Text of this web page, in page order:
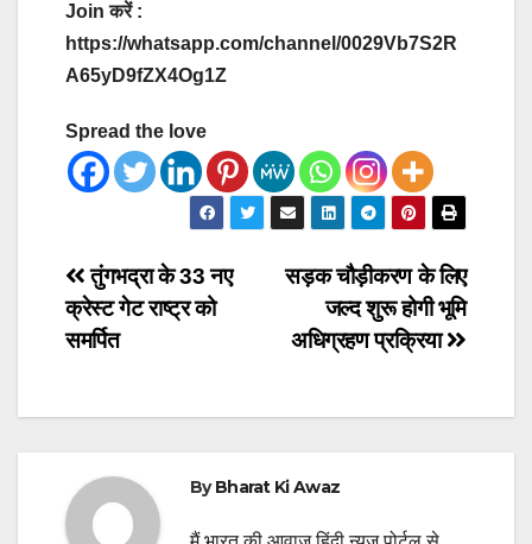
Join करें :
https://whatsapp.com/channel/0029Vb7S2R
A65yD9fZX4Og1Z
Spread the love
Post
navigation
सड़क चौड़ीकरण के लिए
जल्द शुरू होगी भूमि
अधिग्रहण प्रक्रिया
तुंगभद्रा के 33 नए
क्रेस्ट गेट राष्ट्र को
समर्पित
ByBharat Ki Awaz